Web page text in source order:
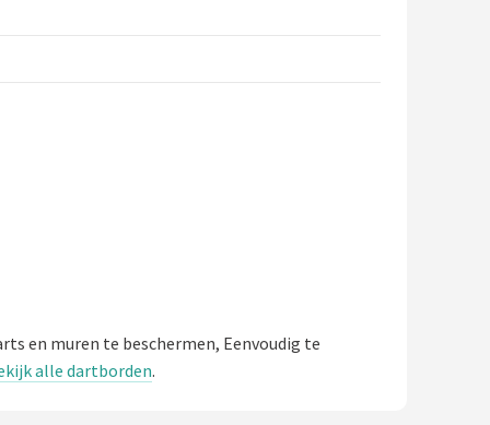
en muren te beschermen, Eenvoudig te
alle dartborden.